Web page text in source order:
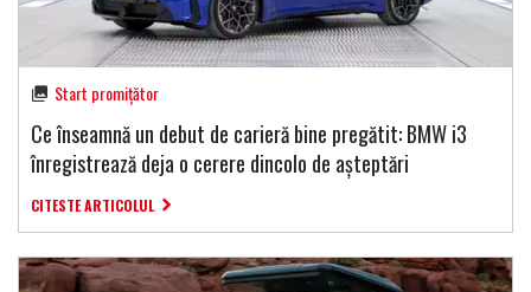
Start promițător
Ce înseamnă un debut de carieră bine pregătit: BMW i3
înregistrează deja o cerere dincolo de așteptări
CITESTE ARTICOLUL